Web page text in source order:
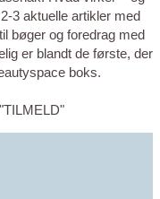
3 aktuelle artikler med
bøger og foredrag med
er blandt de første, der
boks.